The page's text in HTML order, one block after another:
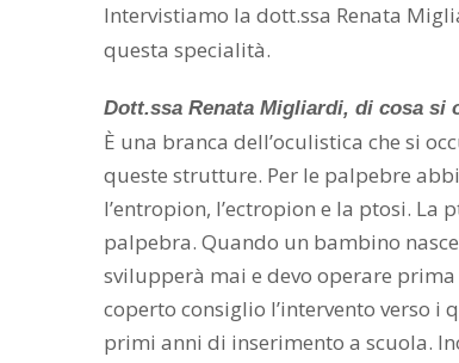
Intervistiamo la dott.ssa Renata
questa specialità.
Dott.ssa Renata Migliardi, di cosa si
È una branca dell’oculistica che si
queste strutture. Per le palpebre
l’entropion, l’ectropion e la ptosi.
palpebra. Quando un bambino
svilupperà mai e devo operare prima
coperto consiglio l’intervento verso
primi anni di inserimento a scuola.